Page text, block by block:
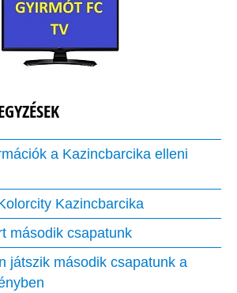
a Kazincbarcika elleni
Kazincbarcika
második csapatunk
játszik második csapatunk a